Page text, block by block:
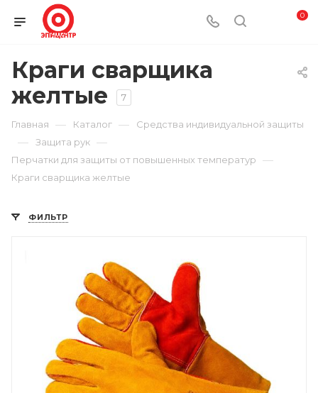
0
Краги сварщика
желтые
7
Главная — Каталог — Средства индивидуальной защиты
— Защита рук —
Перчатки для защиты от повышенных температур —
Краги сварщика желтые
ФИЛЬТР